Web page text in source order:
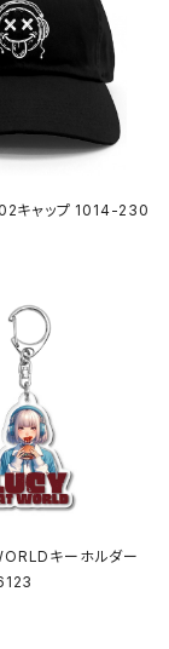
キャップ 1014-230
キーホルダー